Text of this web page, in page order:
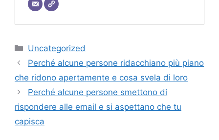
Categorie
Uncategorized
Perché alcune persone ridacchiano più piano
che ridono apertamente e cosa svela di loro
Perché alcune persone smettono di
rispondere alle email e si aspettano che tu
capisca